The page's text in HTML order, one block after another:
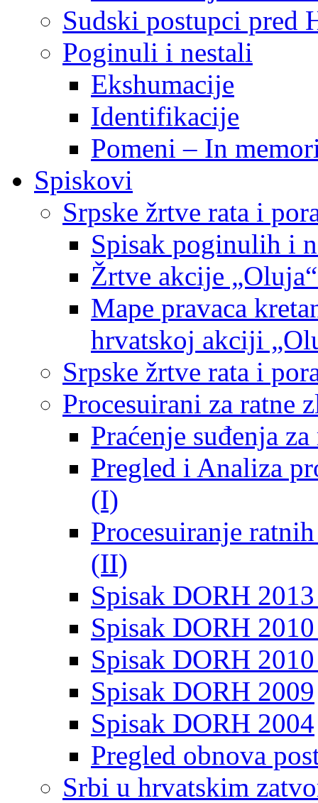
Sudski postupci pred
Poginuli i nestali
Ekshumacije
Identifikacije
Pomeni – In
Spiskovi
Srpske žrtve rata i
Spisak poginulih i
Žrtve akcije
Mape pravaca
hrvatskoj akciji
Srpske žrtve rata i
Procesuirani za ratne
Praćenje suđenja
Pregled i Analiza
(I)
Procesuiranje
(II)
Spisak DORH
Spisak DORH
Spisak DORH
Spisak DORH 2009
Spisak DORH 2004
Pregled obnova
Srbi u hrvatskim